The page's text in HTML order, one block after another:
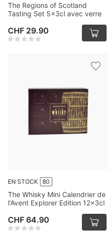
The Regions of Scotland
Tasting Set 5x3cl avec verre
CHF 29.90
EN STOCK 80
The Whisky Mini Calendrier de
l'Avent Explorer Edition 12x3cl
CHF 64.90